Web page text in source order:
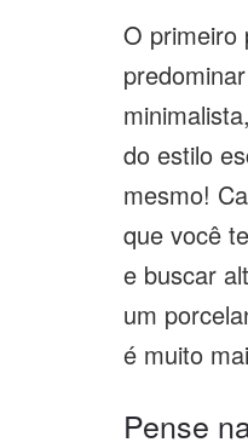
O primeiro
do estilo
mesmo!
que você
e buscar
um
é muito
Pense